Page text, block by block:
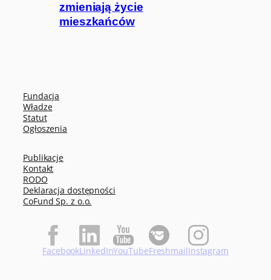
zmieniają życie
mieszkańców
Fundacja
Władze
Statut
Ogłoszenia
Publikacje
Kontakt
RODO
Deklaracja dostępności
CoFund Sp. z o.o.
FacebookLinkedInYouTubeFreshmailInstagram